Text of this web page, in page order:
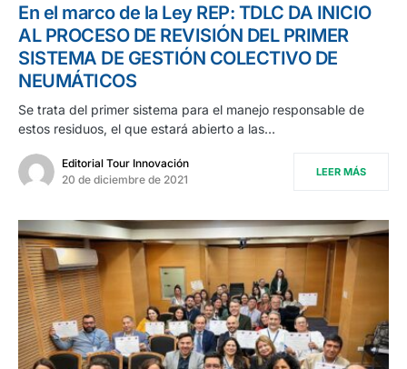
En el marco de la Ley REP: TDLC DA INICIO
AL PROCESO DE REVISIÓN DEL PRIMER
SISTEMA DE GESTIÓN COLECTIVO DE
NEUMÁTICOS
Se trata del primer sistema para el manejo responsable de
estos residuos, el que estará abierto a las…
Editorial Tour Innovación
20 de diciembre de 2021
LEER MÁS